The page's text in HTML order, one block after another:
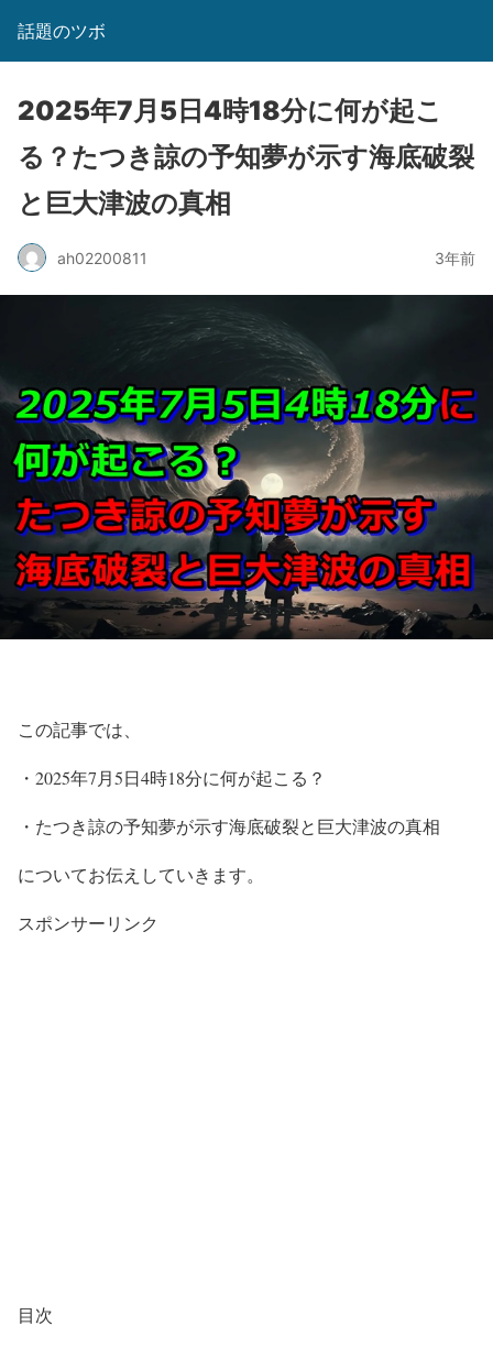
話題のツボ
2025年7月5日4時18分に何が起こ
る？たつき諒の予知夢が示す海底破裂
と巨大津波の真相
ah02200811 3年前
この記事では、
・2025年7月5日4時18分に何が起こる？
・たつき諒の予知夢が示す海底破裂と巨大津波の真相
についてお伝えしていきます。
スポンサーリンク
目次